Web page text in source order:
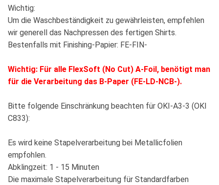
Wichtig:
Um die Waschbeständigkeit zu gewährleisten, empfehlen
wir generell das Nachpressen des fertigen Shirts.
Bestenfalls mit Finishing-Papier: FE-FIN-
Wichtig: Für alle FlexSoft (No Cut) A-Foil, benötigt man
für die Verarbeitung das B-Paper (FE-LD-NCB-).
Bitte folgende Einschränkung beachten für OKI-A3-3 (OKI
C833):
Es wird keine Stapelverarbeitung bei Metallicfolien
empfohlen.
Abklingzeit: 1 - 15 Minuten
Die maximale Stapelverarbeitung für Standardfarben